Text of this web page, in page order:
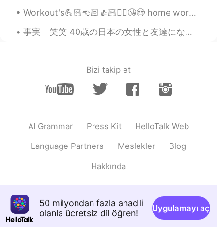
Workout's💪🏻👈🏻👍🏻✌🏻😘😎 home workout's really want to go gym workouts pain is enjoyable 운동😍🤩😘 가정 ...
事実 笑笑 40歳の日本の女性と友達になって、私より年下だと思ってずっと話してて、帰る時電車で年齢教えた時めっちゃびっくりした😂😂 私は信じられなかったので、彼女が免許まで見せてくれた😂😂😂...
Bizi takip et
AI Grammar Press Kit HelloTalk Web
Language Partners Meslekler Blog
Hakkında
50 milyondan fazla anadili
olanla ücretsiz dil öğren!
Uygulamayı aç